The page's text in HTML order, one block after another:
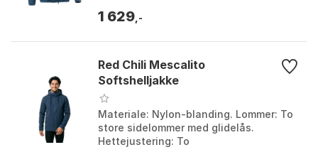
bevegelsesfrihet. Farg...
1 629 ,-
Red Chili Mescalito
Softshelljakke
Materiale: Nylon-blanding. Lommer: To
store sidelommer med glidelås.
Hettejustering: To